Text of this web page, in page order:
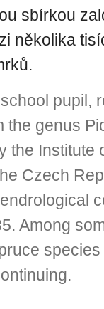
sbírkou
několika
pupil,
the genus
the Institute
Czech
Among